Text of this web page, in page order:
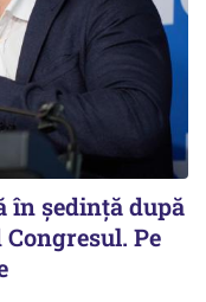
în ședință după
Pe